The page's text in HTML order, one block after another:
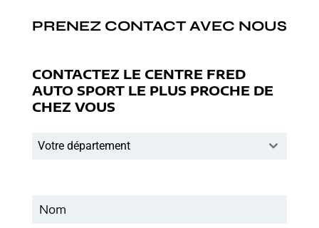
PRENEZ CONTACT AVEC NOUS
CONTACTEZ LE CENTRE FRED
AUTO SPORT LE PLUS PROCHE DE
CHEZ VOUS
Votre département